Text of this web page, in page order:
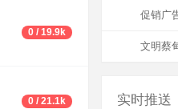
0 / 19.9k
0 / 21.1k
促销广
文明蔡
实时推送